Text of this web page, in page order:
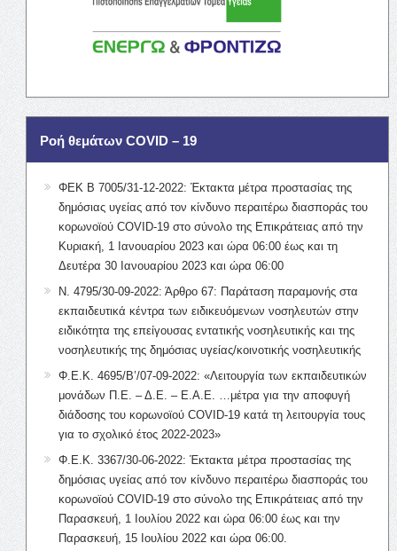
Ροή θεμάτων COVID – 19
ΦΕΚ Β 7005/31-12-2022: Έκτακτα μέτρα προστασίας της
δημόσιας υγείας από τον κίνδυνο περαιτέρω διασποράς του
κορωνοϊού COVID-19 στο σύνολο της Επικράτειας από την
Κυριακή, 1 Ιανουαρίου 2023 και ώρα 06:00 έως και τη
Δευτέρα 30 Ιανουαρίου 2023 και ώρα 06:00
Ν. 4795/30-09-2022: Άρθρο 67: Παράταση παραμονής στα
εκπαιδευτικά κέντρα των ειδικευόμενων νοσηλευτών στην
ειδικότητα της επείγουσας εντατικής νοσηλευτικής και της
νοσηλευτικής της δημόσιας υγείας/κοινοτικής νοσηλευτικής
Φ.Ε.Κ. 4695/Β’/07-09-2022: «Λειτουργία των εκπαιδευτικών
μονάδων Π.Ε. – Δ.Ε. – Ε.Α.Ε. …μέτρα για την αποφυγή
διάδοσης του κορωνοϊού COVID-19 κατά τη λειτουργία τους
για το σχολικό έτος 2022-2023»
Φ.Ε.Κ. 3367/30-06-2022: Έκτακτα μέτρα προστασίας της
δημόσιας υγείας από τον κίνδυνο περαιτέρω διασποράς του
κορωνοϊού COVID-19 στο σύνολο της Επικράτειας από την
Παρασκευή, 1 Ιουλίου 2022 και ώρα 06:00 έως και την
Παρασκευή, 15 Ιουλίου 2022 και ώρα 06:00.